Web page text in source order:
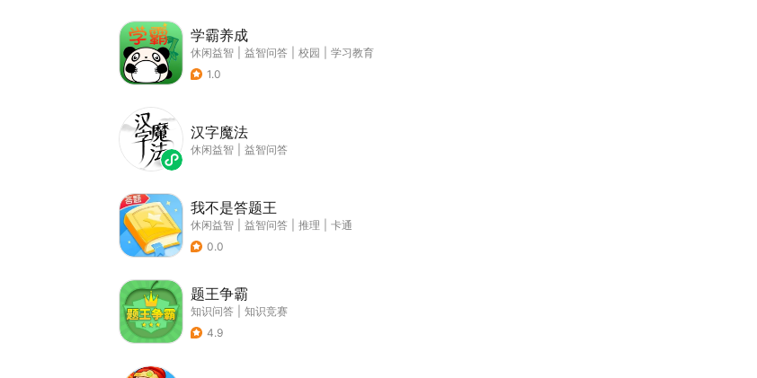
学霸养成
休闲益智 益智问答 校园
学习教育
1.0
汉字魔法
休闲益智 益智问答
我不是答题王
休闲益智 益智问答 推理
卡通
0.0
题王争霸
知识问答
知识竞赛
4.9